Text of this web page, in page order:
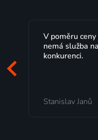
ceny a nabídky kanálů
na tuzemském trhu